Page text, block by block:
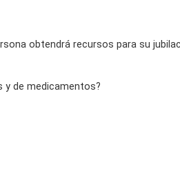
obtendrá recursos para su
y de medicamentos?